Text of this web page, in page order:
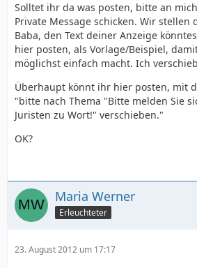
Solltet ihr da was posten, bitte an
Private Message schicken. Wir stellen
Baba, den Text deiner Anzeige
hier posten, als Vorlage/Beispiel,
möglichst einfach macht. Ich
Überhaupt könnt ihr hier posten, mit
"bitte nach Thema "Bitte melden Sie
Juristen zu Wort!" verschieben."
OK?
Maria Werner
Erleuchteter
23. August 2012 um 17:17